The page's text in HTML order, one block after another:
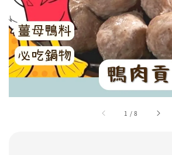
1 /8